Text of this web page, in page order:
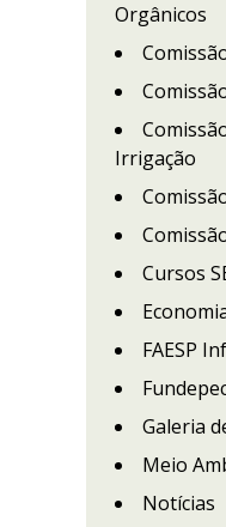
Orgânicos
Irrigação
Cursos
FAESP
Galeria
Meio
Notícias